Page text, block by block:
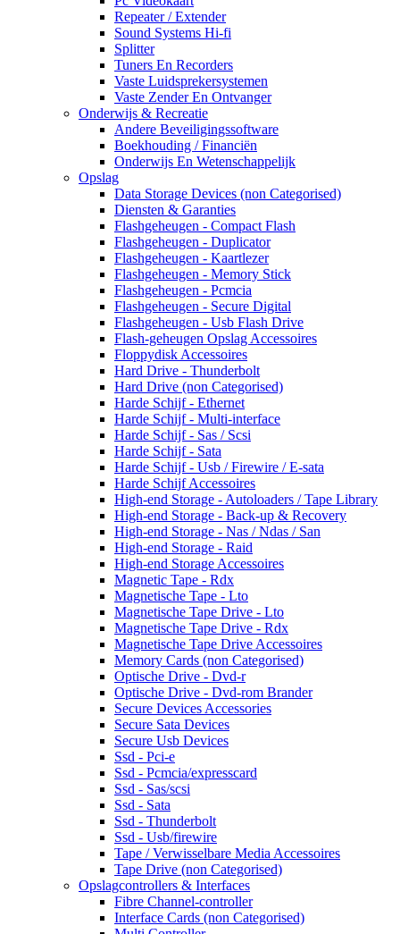
Repeater / Extender
Sound Systems Hi-fi
Splitter
Tuners En Recorders
Vaste Luidsprekersystemen
Vaste Zender En Ontvanger
Onderwijs & Recreatie
Andere Beveiligingssoftware
Boekhouding / Financiën
Onderwijs En Wetenschappelijk
Opslag
Data Storage Devices (non Categorised)
Diensten & Garanties
Flashgeheugen - Compact Flash
Flashgeheugen - Duplicator
Flashgeheugen - Kaartlezer
Flashgeheugen - Memory Stick
Flashgeheugen - Pcmcia
Flashgeheugen - Secure Digital
Flashgeheugen - Usb Flash Drive
Flash-geheugen Opslag Accessoires
Floppydisk Accessoires
Hard Drive - Thunderbolt
Hard Drive (non Categorised)
Harde Schijf - Ethernet
Harde Schijf - Multi-interface
Harde Schijf - Sas / Scsi
Harde Schijf - Sata
Harde Schijf - Usb / Firewire / E-sata
Harde Schijf Accessoires
High-end Storage - Autoloaders / Tape Library
High-end Storage - Back-up & Recovery
High-end Storage - Nas / Ndas / San
High-end Storage - Raid
High-end Storage Accessoires
Magnetic Tape - Rdx
Magnetische Tape - Lto
Magnetische Tape Drive - Lto
Magnetische Tape Drive - Rdx
Magnetische Tape Drive Accessoires
Memory Cards (non Categorised)
Optische Drive - Dvd-r
Optische Drive - Dvd-rom Brander
Secure Devices Accessories
Secure Sata Devices
Secure Usb Devices
Ssd - Pci-e
Ssd - Pcmcia/expresscard
Ssd - Sas/scsi
Ssd - Sata
Ssd - Thunderbolt
Ssd - Usb/firewire
Tape / Verwisselbare Media Accessoires
Tape Drive (non Categorised)
Opslagcontrollers & Interfaces
Fibre Channel-controller
Interface Cards (non Categorised)